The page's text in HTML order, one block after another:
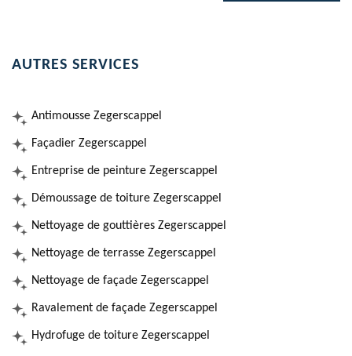
AUTRES SERVICES
Antimousse Zegerscappel
Façadier Zegerscappel
Entreprise de peinture Zegerscappel
Démoussage de toiture Zegerscappel
Nettoyage de gouttières Zegerscappel
Nettoyage de terrasse Zegerscappel
Nettoyage de façade Zegerscappel
Ravalement de façade Zegerscappel
Hydrofuge de toiture Zegerscappel